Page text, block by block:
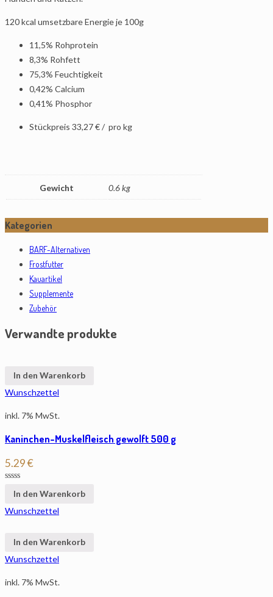
120 kcal umsetzbare Energie je 100g
11,5% Rohprotein
8,3% Rohfett
75,3% Feuchtigkeit
0,42% Calcium
0,41% Phosphor
Stückpreis 33,27 €/ pro kg
Gewicht 0.6 kg
Kategorien
BARF-Alternativen
Frostfutter
Kauartikel
Supplemente
Zubehör
Verwandte produkte
In den Warenkorb
Wunschzettel
inkl. 7% MwSt.
Kaninchen-Muskelfleisch gewolft 500 g
5.29€
In den Warenkorb
Wunschzettel
In den Warenkorb
Wunschzettel
inkl. 7% MwSt.